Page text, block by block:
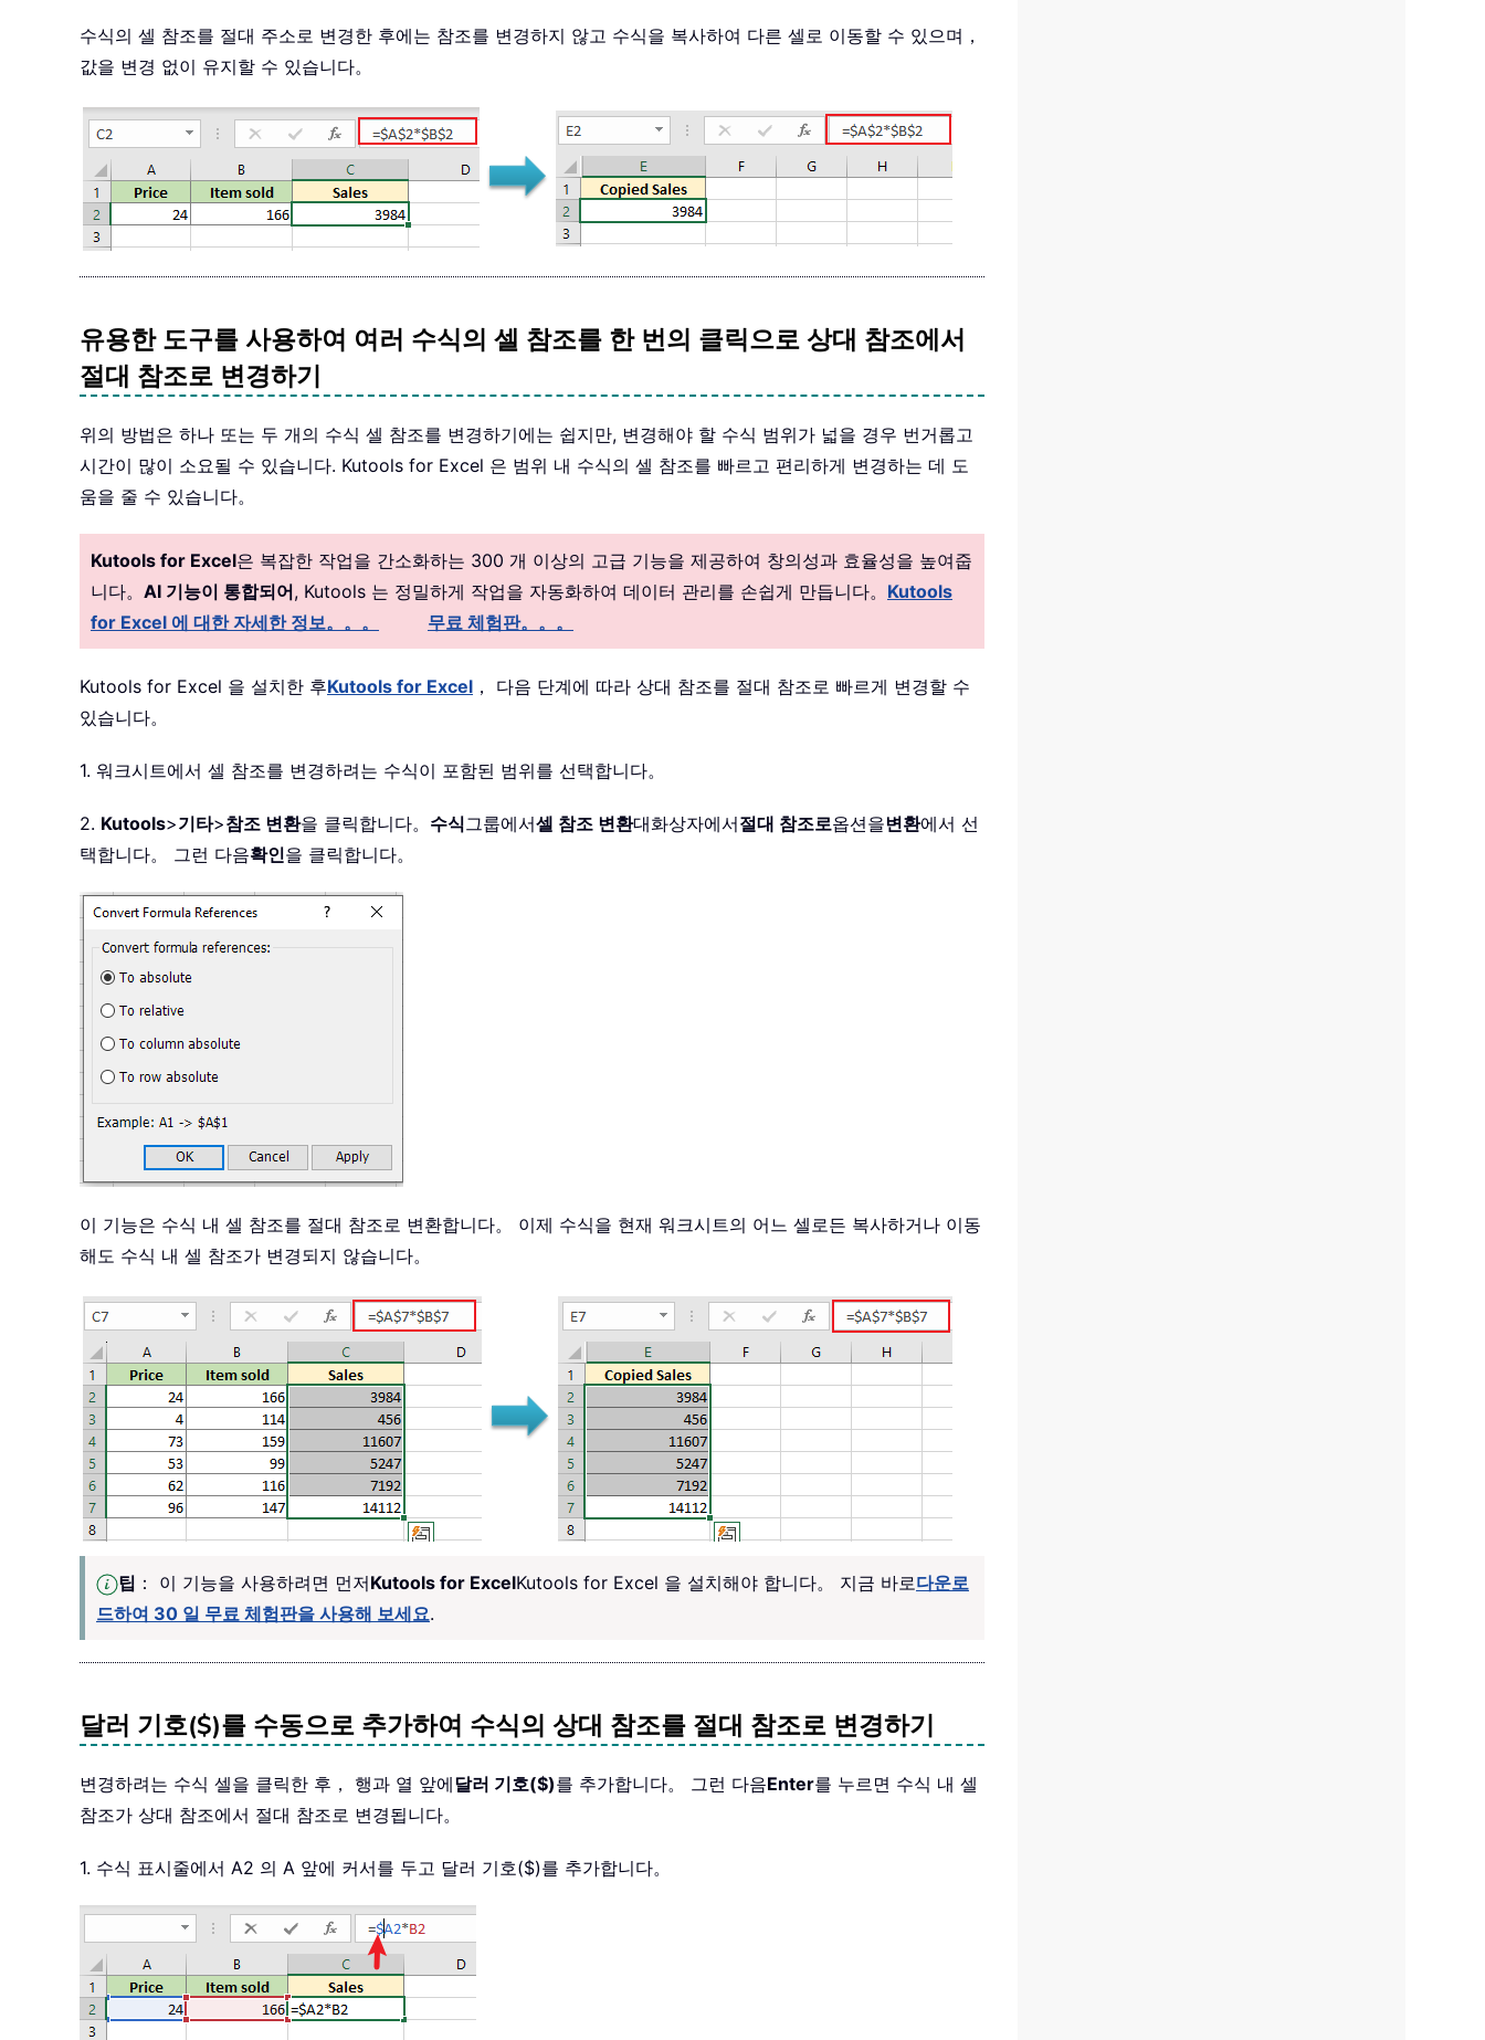
수식의 셀 참조를 절대 주소로 변경한 후에는 참조를 변경하지 않고 수식을 복사하여 다른 셀로 이동할 수 있으며，
값을 변경 없이 유지할 수 있습니다。
유용한 도구를 사용하여 여러 수식의 셀 참조를 한 번의 클릭으로 상대 참조에서
절대 참조로 변경하기
위의 방법은 하나 또는 두 개의 수식 셀 참조를 변경하기에는 쉽지만, 변경해야 할 수식 범위가 넓을 경우 번거롭고
시간이 많이 소요될 수 있습니다. Kutools for Excel 은 범위 내 수식의 셀 참조를 빠르고 편리하게 변경하는 데 도
움을 줄 수 있습니다。
Kutools for Excel은 복잡한 작업을 간소화하는 300 개 이상의 고급 기능을 제공하여 창의성과 효율성을 높여줍
니다。 AI 기능이 통합되어, Kutools 는 정밀하게 작업을 자동화하여 데이터 관리를 손쉽게 만듭니다。 Kutools
for Excel 에 대한 자세한 정보。。。
무료 체험판。。。
Kutools for Excel 을 설치한 후Kutools for Excel ， 다음 단계에 따라 상대 참조를 절대 참조로 빠르게 변경할 수
있습니다。
1. 워크시트에서 셀 참조를 변경하려는 수식이 포함된 범위를 선택합니다。
2. Kutools>기타>참조 변환을 클릭합니다。 수식그룹에서셀 참조 변환대화상자에서절대 참조로옵션을변환에서 선
택합니다。 그런 다음확인을 클릭합니다。
이 기능은 수식 내 셀 참조를 절대 참조로 변환합니다。 이제 수식을 현재 워크시트의 어느 셀로든 복사하거나 이동
해도 수식 내 셀 참조가 변경되지 않습니다。
팁 ： 이 기능을 사용하려면 먼저Kutools for ExcelKutools for Excel 을 설치해야 합니다。 지금 바로다운로
드하여 30 일 무료 체험판을 사용해 보세요.
달러 기호($)를 수동으로 추가하여 수식의 상대 참조를 절대 참조로 변경하기
변경하려는 수식 셀을 클릭한 후， 행과 열 앞에달러 기호($)를 추가합니다。 그런 다음Enter를 누르면 수식 내 셀
참조가 상대 참조에서 절대 참조로 변경됩니다。
1. 수식 표시줄에서 A2 의 A 앞에 커서를 두고 달러 기호($)를 추가합니다。